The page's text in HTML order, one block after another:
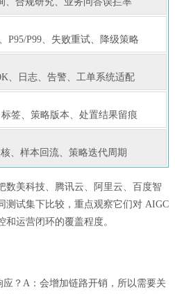
P95/P99、失败重试、降级策略
、日志、告警、工单系统适配
标签、策略版本、处置结果留痕
核、样本回流、策略迭代周期
数美科技、腾讯云、阿里云、百度智
测试集下比较，重点观察它们对 AIGC
运营闭环的覆盖程度。
？A：会增加链路开销，所以需要关